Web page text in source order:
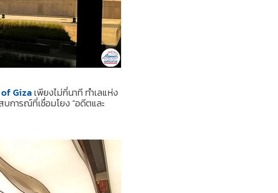
Gizaเพียงไม่กี่นาที ทำเลแห่ง
การณ์ที่เชื่อมโยง “อดีตและ